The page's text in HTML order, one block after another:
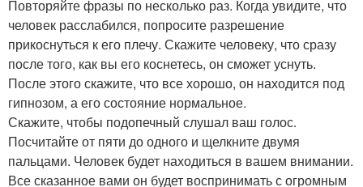
Повторяйте фразы по несколько раз. Когда увидите, что
человек расслабился, попросите разрешение
прикоснуться к его плечу. Скажите человеку, что сразу
после того, как вы его коснетесь, он сможет уснуть.
После этого скажите, что все хорошо, он находится под
гипнозом, а его состояние нормальное.
Скажите, чтобы подопечный слушал ваш голос.
Посчитайте от пяти до одного и щелкните двумя
пальцами. Человек будет находиться в вашем внимании.
Все сказанное вами он будет воспринимать с огромным